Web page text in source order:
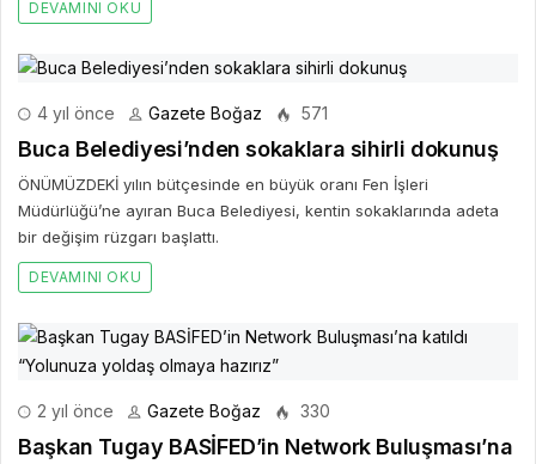
DEVAMINI OKU
4 yıl önce Gazete Boğaz 571
Buca Belediyesi’nden sokaklara sihirli dokunuş
ÖNÜMÜZDEKİ yılın bütçesinde en büyük oranı Fen İşleri
Müdürlüğü’ne ayıran Buca Belediyesi, kentin sokaklarında adeta
bir değişim rüzgarı başlattı.
DEVAMINI OKU
2 yıl önce Gazete Boğaz 330
Başkan Tugay BASİFED’in Network Buluşması’na